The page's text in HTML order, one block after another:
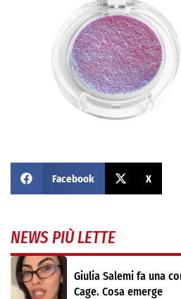
Facebook X
NEWS PIÙ LETTE
Giulia Salemi fa una
Cage. Cosa emerge